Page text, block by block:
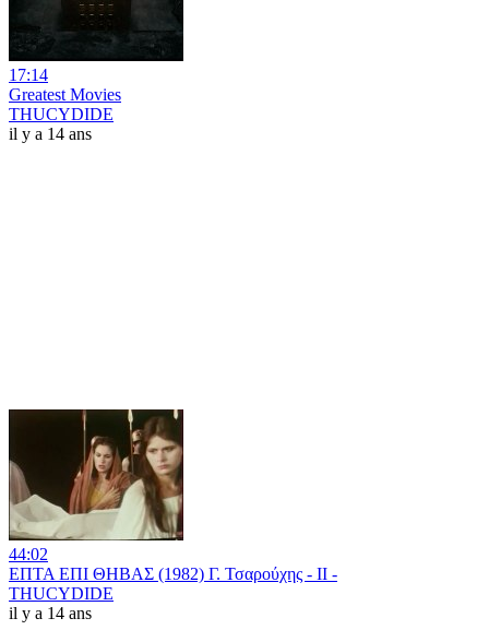
17:14
Greatest Movies
THUCYDIDE
il y a 14 ans
44:02
ΕΠΤΑ ΕΠΙ ΘΗΒΑΣ (1982) Γ. Τσαρούχης - II -
THUCYDIDE
il y a 14 ans